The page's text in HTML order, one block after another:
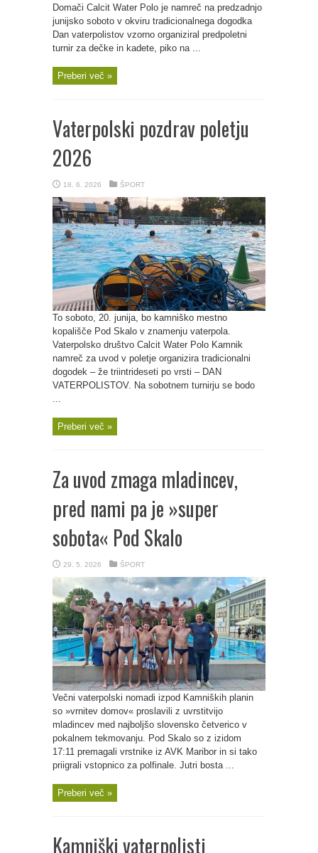
Domači Calcit Water Polo je namreč na predzadnjo
junijsko soboto v okviru tradicionalnega dogodka
Dan vaterpolistov vzorno organiziral predpoletni
turnir za dečke in kadete, piko na ...
Preberi več »
Vaterpolski pozdrav poletju
2026
18. 6. 2026 ŠPORT
To soboto, 20. junija, bo kamniško mestno
kopališče Pod Skalo v znamenju vaterpola.
Vaterpolsko društvo Calcit Water Polo Kamnik
namreč za uvod v poletje organizira tradicionalni
dogodek – že triintrideseti po vrsti – DAN
VATERPOLISTOV. Na sobotnem turnirju se bodo
...
Preberi več »
Za uvod zmaga mladincev,
pred nami pa je »super
sobota« Pod Skalo
29. 5. 2026 ŠPORT
Večni vaterpolski nomadi izpod Kamniških planin
so »vrnitev domov« proslavili z uvrstitvijo
mladincev med najboljšo slovensko četverico v
pokalnem tekmovanju. Pod Skalo so z izidom
17:11 premagali vrstnike iz AVK Maribor in si tako
priigrali vstopnico za polfinale. Jutri bosta ...
Preberi več »
Kamniški vaterpolisti